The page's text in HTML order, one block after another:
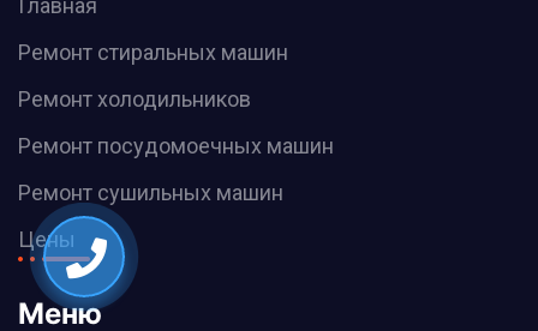
Главная
Ремонт стиральных машин
Ремонт холодильников
Ремонт посудомоечных машин
Ремонт сушильных машин
Цены
Меню